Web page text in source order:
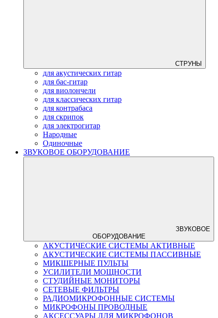
СТРУНЫ
для акустических гитар
для бас-гитар
для виолончели
для классических гитар
для контрабаса
для скрипок
для электрогитар
Народные
Одиночные
ЗВУКОВОЕ ОБОРУДОВАНИЕ
ЗВУКОВОЕ
ОБОРУДОВАНИЕ
АКУСТИЧЕСКИЕ СИСТЕМЫ АКТИВНЫЕ
АКУСТИЧЕСКИЕ СИСТЕМЫ ПАССИВНЫЕ
МИКШЕРНЫЕ ПУЛЬТЫ
УСИЛИТЕЛИ МОЩНОСТИ
СТУДИЙНЫЕ МОНИТОРЫ
СЕТЕВЫЕ ФИЛЬТРЫ
РАДИОМИКРОФОННЫЕ СИСТЕМЫ
МИКРОФОНЫ ПРОВОДНЫЕ
АКСЕССУАРЫ ЛЛЯ МИКРОФОНОВ